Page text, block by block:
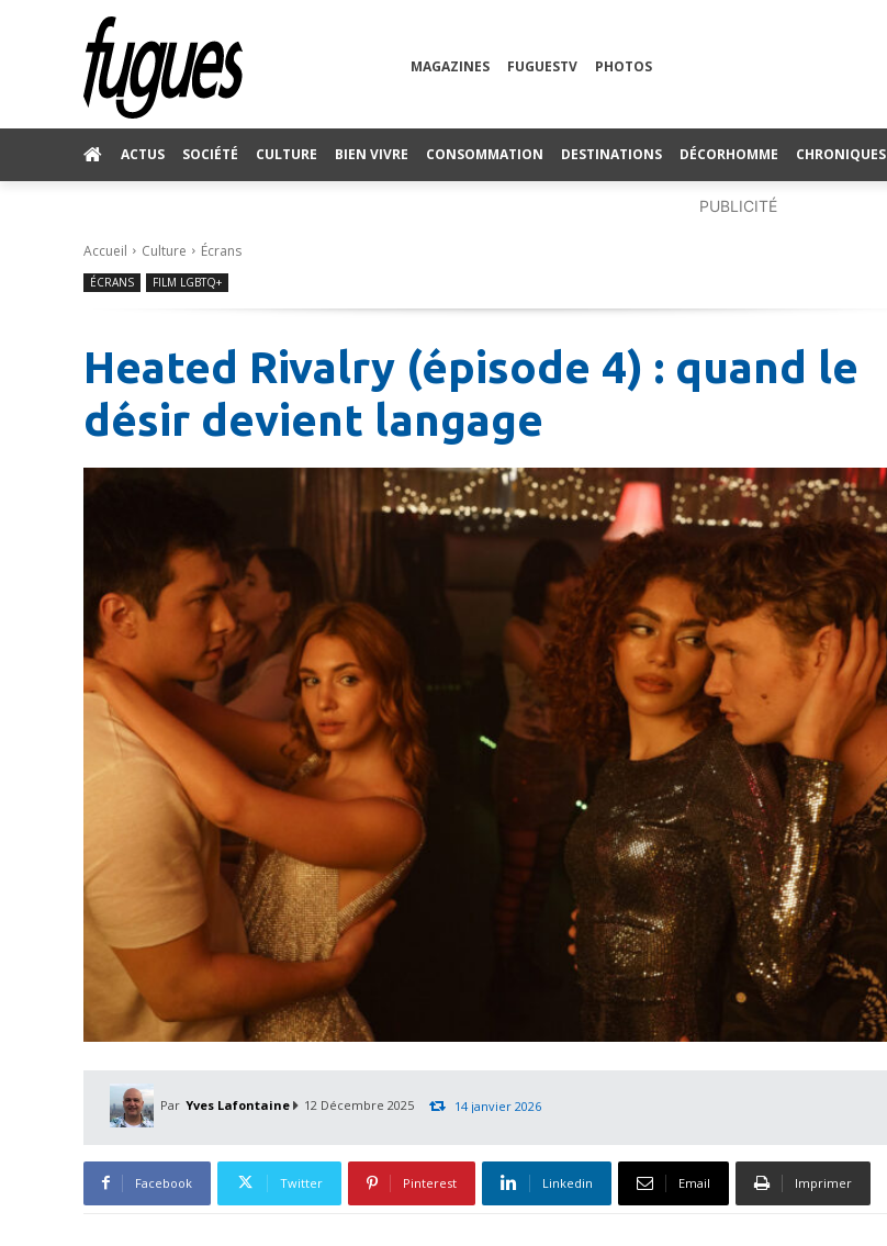
MAGAZINES FUGUESTV PHOTOS
ACTUS SOCIÉTÉ CULTURE BIEN VIVRE CONSOMMATION DESTINATIONS DÉCORHOMME CHRONIQUES
PUBLICITÉ
Accueil Culture Écrans
ÉCRANS FILM LGBTQ+
Heated Rivalry (épisode 4) : quand le
désir devient langage
Par Yves Lafontaine 12 Décembre 2025 14 janvier 2026
Facebook Twitter Pinterest Linkedin Email Imprimer